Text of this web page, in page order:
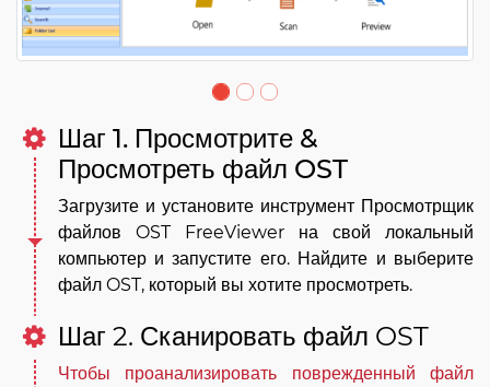
Шаг 1. Просмотрите &
Просмотреть файл OST
Загрузите и установите инструмент Просмотрщик
файлов OST FreeViewer на свой локальный
компьютер и запустите его. Найдите и выберите
файл OST, который вы хотите просмотреть.
Шаг 2. Сканировать файл OST
Чтобы проанализировать поврежденный файл